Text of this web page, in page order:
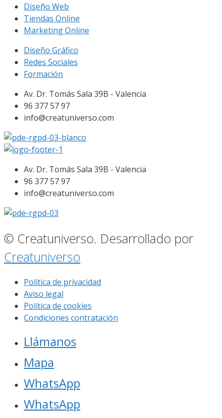
Diseño Web
Tiendas Online
Marketing Online
Diseño Gráfico
Redes Sociales
Formación
Av. Dr. Tomás Sala 39B - Valencia
96 377 57 97
info@creatuniverso.com
Av. Dr. Tomás Sala 39B - Valencia
96 377 57 97
info@creatuniverso.com
© Creatuniverso. Desarrollado por
Creatuniverso
Política de privacidad
Aviso legal
Política de cookies
Condiciones contratación
Llámanos
Mapa
WhatsApp
WhatsApp